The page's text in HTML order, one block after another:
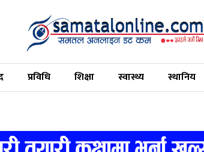
प्रविधि शिक्षा स्वास्थ्य स्थानिय